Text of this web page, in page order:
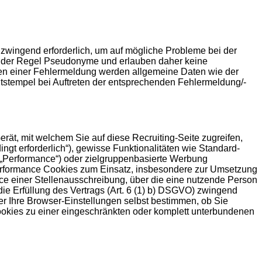
erforderlich, um auf mögliche Probleme bei der
Regel Pseudonyme und erlauben daher keine
einer Fehlermeldung werden allgemeine Daten wie der
bei Auftreten der entsprechenden Fehlermeldung/-
mit welchem Sie auf diese Recruiting-Seite zugreifen,
erforderlich“), gewisse Funktionalitäten wie Standard-
oder zielgruppenbasierte Werbung
Cookies zum Einsatz, insbesondere zur Umsetzung
einer Stellenausschreibung, über die eine nutzende Person
Erfüllung des Vertrags (Art. 6 (1) b) DSGVO) zwingend
Ihre Browser-Einstellungen selbst bestimmen, ob Sie
zu einer eingeschränkten oder komplett unterbundenen